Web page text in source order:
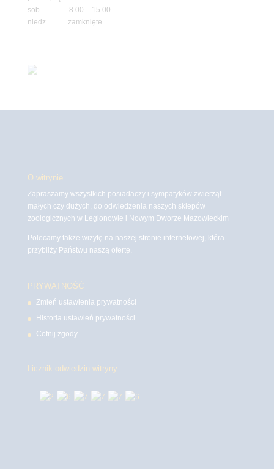
sob. 8.00 – 15.00
niedz. zamknięte
O witrynie
Zapraszamy wszystkich posiadaczy i sympatyków zwierząt
małych czy dużych, do odwiedzenia naszych sklepów
zoologicznych w Legionowie i Nowym Dworze Mazowieckim
Polecamy także wizytę na naszej stronie internetowej, która
przybliży Państwu naszą ofertę.
PRYWATNOŚĆ
Zmień ustawienia prywatności
Historia ustawień prywatności
Cofnij zgody
Licznik odwiedzin witryny